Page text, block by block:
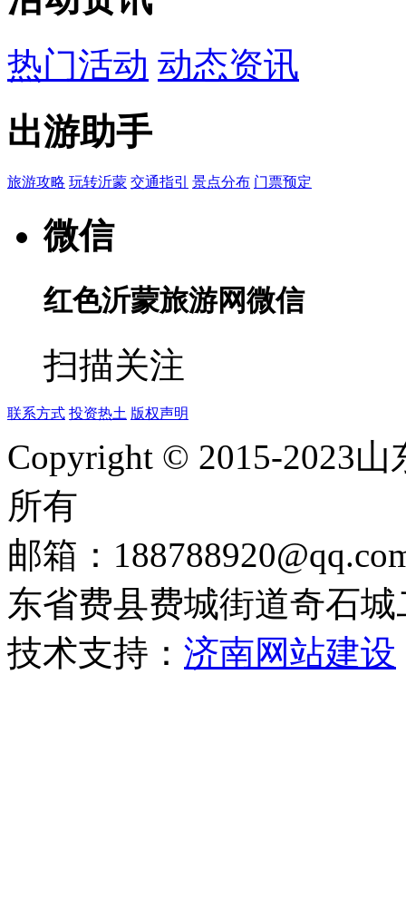
热门活动 动态资讯
出游助手
旅游攻略 玩转沂蒙 交通指引 景点分布 门票预定
微信
红色沂蒙旅游网微信
扫描关注
联系方式 投资热土 版权声明
Copyright © 2015-2023
所有
邮箱：
东省费县费城街道奇石
技术支持： 济南网站建设